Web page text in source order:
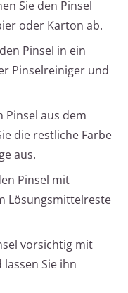
Sie den Pinsel
oder Karton ab.
Pinsel in ein
Pinselreiniger und
Pinsel aus dem
die restliche Farbe
aus.
Pinsel mit
Lösungsmittelreste
vorsichtig mit
Sie ihn